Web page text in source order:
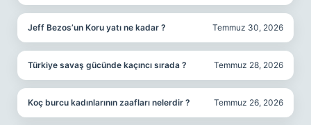
Jeff Bezos’un Koru yatı ne kadar ? Temmuz 30, 2026
Türkiye savaş gücünde kaçıncı sırada ? Temmuz 28, 2026
Koç burcu kadınlarının zaafları nelerdir ? Temmuz 26, 2026